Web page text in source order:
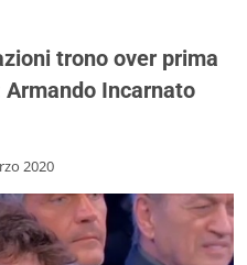
trono over prima
Incarnato
2020